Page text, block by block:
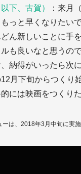
下、古賀）
：来月
っと早くなりたい
ん新しいことに手
も良いなと思うの
納得がいったら次
月下旬からつくり
には映画をつくり
は、2018年3月中旬に実施